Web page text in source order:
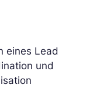
eines Lead
und